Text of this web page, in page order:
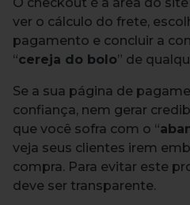
ver o cálculo do frete,
pagamento e concluir a
“cereja do bolo” de
Se a sua página de
confiança, nem gerar
que você sofra com o “
veja seus clientes irem
compra. Para evitar este
deve ser transparente.